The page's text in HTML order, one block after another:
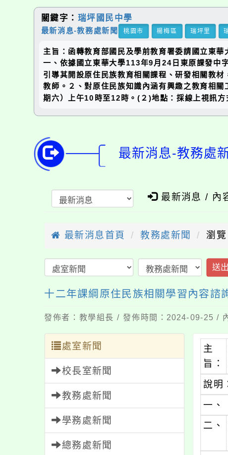
關鍵字： 瑞坪國民中學
最新消息-教務處新聞 桃園市 楊梅區 瑞坪里
主旨：函轉教育部國民及學前教育署委請國立東
一、依據國立東華大學113年9月24日東原課發中
引導其開設原住民族教育相關課程、研發相關教
教師。２、對原住民族知識內涵有興趣之教育相
期六）上午10時至12時。(２)地點：採線上視訊方
最新消息-教務處
最新消息 / 內
最新消息首頁 教務處新聞 瀏
送出
十二年課綱原住民族相關學習內容諮
發佈者：教學組長 / 發佈時間：2024-09-25 /
處室新聞
校長室新聞
教務處新聞
學務處新聞
總務處新聞
主
旨：
說明
一、
二、